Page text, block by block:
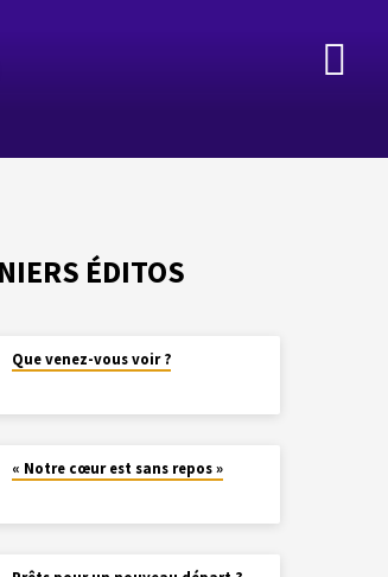
ÉDITOS
Que venez-vous voir ?
« Notre cœur est sans repos »